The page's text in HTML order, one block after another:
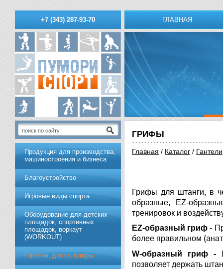
+7 (343) 287-93-70 ГЛАВНАЯ
ГРИФЫ
Главная / Каталог /
Грифы для штанги, в
образные, EZ-
тренировок и
EZ-образный гриф -
более правильном
W-образный гриф -
позволяет держать
Продукция для производства,
машиностроения и бизнеса
Благоустройство
Игровые виды спорта
Оборудование для детских
площадок, спортивных
площадок, воркаут
(WORKOUT)
Гантели, диски, грифы